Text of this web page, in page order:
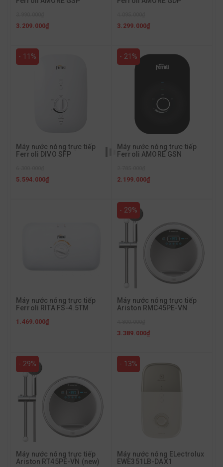
3.209.000₫ 3.299.000₫
- 11%
Máy nước nóng trực tiếp
Ferroli DIVO SFP
5.594.000₫
- 21%
Máy nước nóng trực tiếp
Ferroli AMORE GSN
2.199.000₫
Máy nước nóng trực tiếp
Ferroli RITA FS-4.5TM
1.469.000₫
- 29%
Máy nước nóng trực tiếp
Ariston RMC45PE-VN
3.389.000₫
- 29%
Máy nước nóng trực tiếp
Ariston RT45PE-VN (new)
- 13%
Máy nước nóng ELectrolux
EWE351LB-DAX1